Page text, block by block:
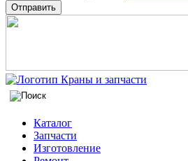
Отправить
Каталог
Запчасти
Изготовление